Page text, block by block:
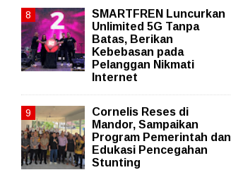
SMARTFREN Luncurkan
Unlimited 5G Tanpa
Batas, Berikan
Kebebasan pada
Pelanggan Nikmati
Internet
Cornelis Reses di
Mandor, Sampaikan
Program Pemerintah dan
Edukasi Pencegahan
Stunting